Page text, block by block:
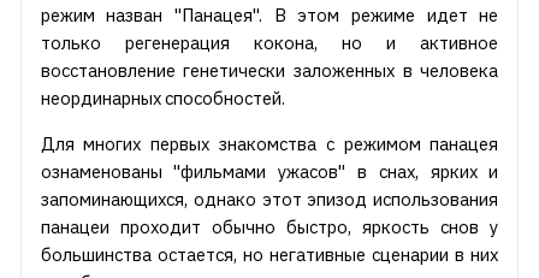
режим назван "Панацея". В этом режиме идет не
только регенерация кокона, но и активное
восстановление генетически заложенных в человека
неординарных способностей.
Для многих первых знакомства с режимом панацея
ознаменованы "фильмами ужасов" в снах, ярких и
запоминающихся, однако этот эпизод использования
панацеи проходит обычно быстро, яркость снов у
большинства остается, но негативные сценарии в них